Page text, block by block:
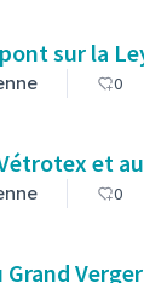
sur la
0
et
0
Verger